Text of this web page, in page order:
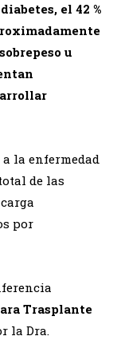
el 42 %
u
la enfermedad
de las
por
Trasplante
la Dra.